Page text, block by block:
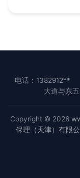
电话：1382912**
大道与东
Copyright © 2026
保理（天津）有限公